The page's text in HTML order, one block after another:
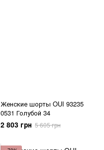
Женские шорты OUI 93235
0531 Голубой 34
2 803 грн 5 605 грн